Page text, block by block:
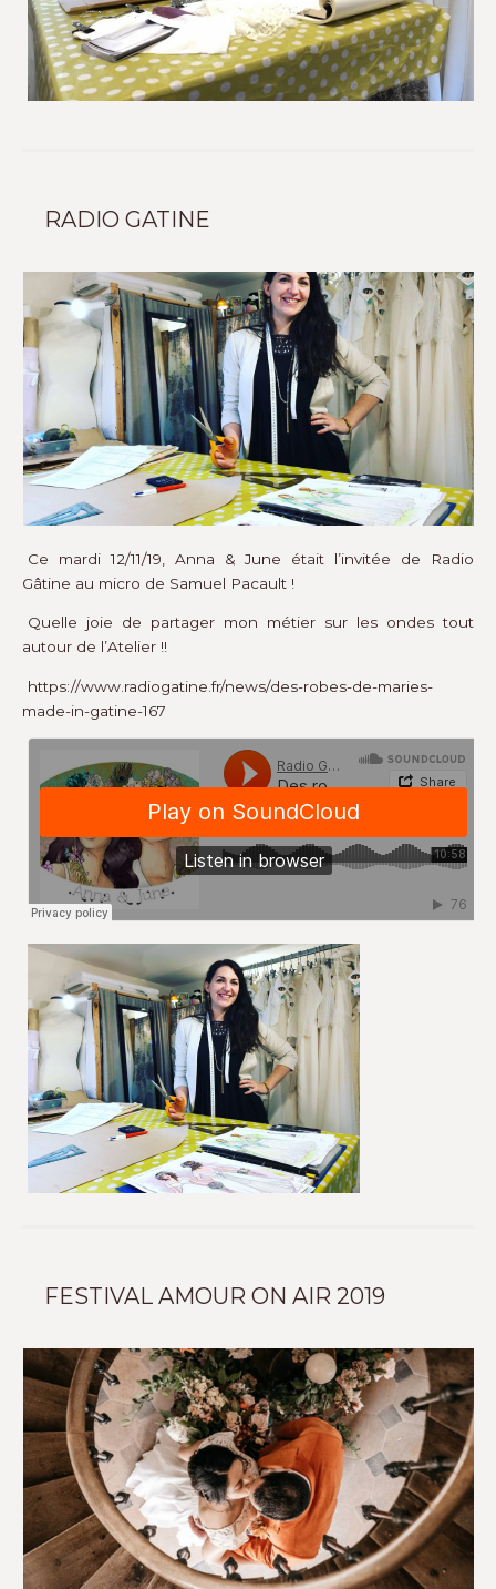
RADIO GATINE
Ce mardi 12/11/19, Anna & June était l’invitée de Radio
Gâtine au micro de Samuel Pacault !
Quelle joie de partager mon métier sur les ondes tout
autour de l’Atelier !!
https://www.radiogatine.fr/news/des-robes-de-maries-
made-in-gatine-167
FESTIVAL AMOUR ON AIR 2019